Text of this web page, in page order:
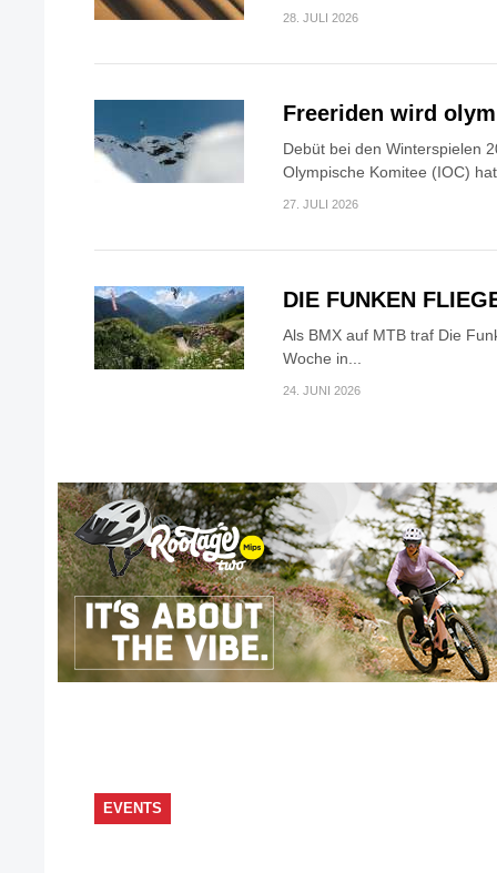
28. JULI 2026
Freeriden wird
Debüt bei den Winterspielen
Olympische Komitee (IOC)
27. JULI 2026
DIE FUNKEN
Als BMX auf MTB traf Die
Woche in...
24. JUNI 2026
EVENTS